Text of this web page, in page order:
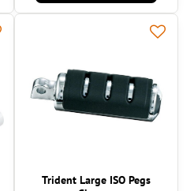
Trident Large ISO Pegs